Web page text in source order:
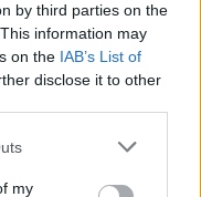
by third parties on the
information may
on the IAB’s List of
disclose it to other
my